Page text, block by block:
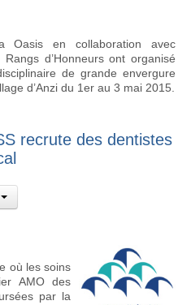
Oasis en collaboration avec
d’Honneurs ont organisé
de grande envergure
d’Anzi du 1er au 3 mai 2015.
recrute des dentistes
où les soins
AMO des
par la